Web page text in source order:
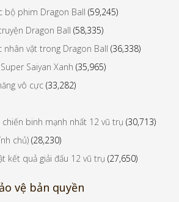
bộ phim Dragon Ball (59,245)
Dragon Ball (58,335)
nhân vật trong Dragon Ball (36,338)
Saiyan Xanh (35,965)
vô cực (33,282)
binh mạnh nhất 12 vũ trụ (30,713)
chủ) (28,230)
kết quả giải đấu 12 vũ trụ (27,650)
vệ bản quyền